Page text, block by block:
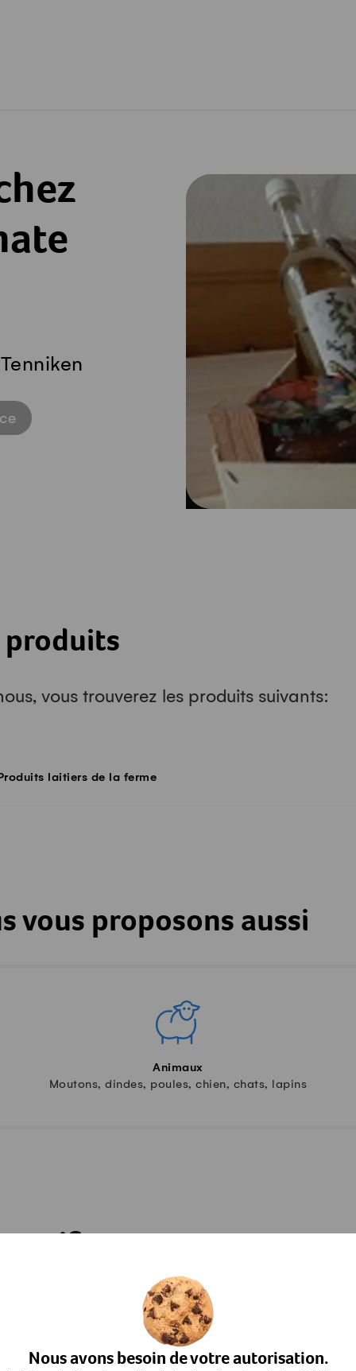
Nous avons besoin de votre autorisation.
produits
vous trouverez les produits suivants:
laitiers de la ferme
vous proposons aussi
Animaux
Moutons, dindes, poules, chien, chats, lapins
Suisse Garantie